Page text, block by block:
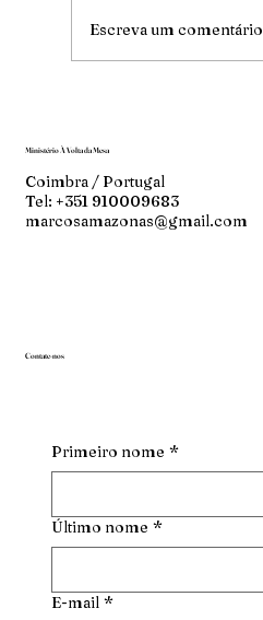
Escreva um comentário
Ministério À Volta da Mesa
Coimbra / Portugal
Tel: +351 910009683
marcosamazonas@gmail.com
Contate-nos
Primeiro nome *
Último nome *
E-mail *